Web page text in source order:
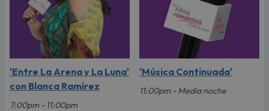
'Entre La Arena y La Luna'
con Blanca Ramírez
7:00pm - 11:00pm
'Música Continuada'
11:00pm - Media noche